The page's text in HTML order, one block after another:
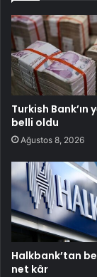
Turkish Bank’ın
belli oldu
Ağustos 8, 2026
Halkbank’tan
net kâr